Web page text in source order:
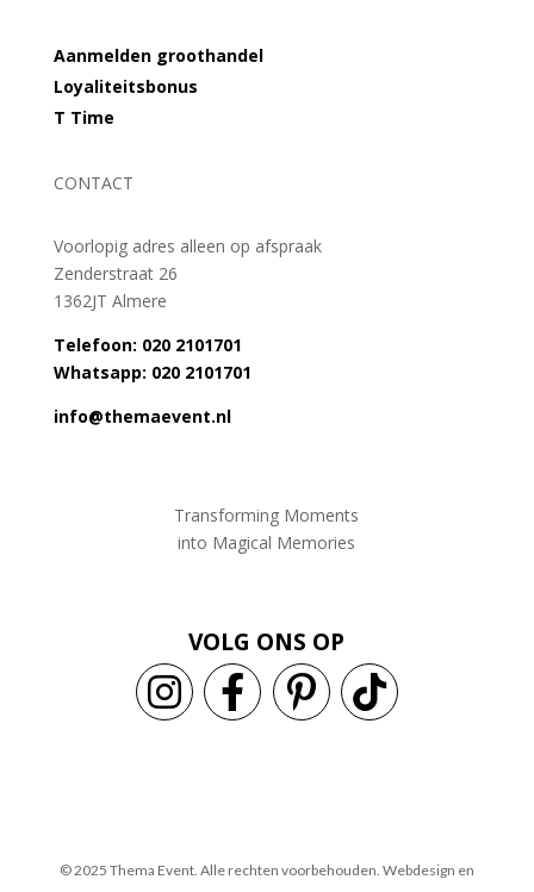
Aanmelden groothandel
Loyaliteitsbonus
T Time
CONTACT
Voorlopig adres alleen op afspraak
Zenderstraat 26
1362JT Almere
Telefoon: 020 2101701
Whatsapp: 020 2101701
info@themaevent.nl
Transforming Moments
into Magical Memories
VOLG ONS OP
© 2025 Thema Event. Alle rechten voorbehouden. Webdesign en